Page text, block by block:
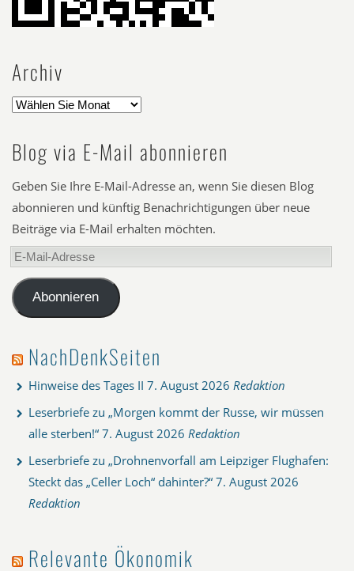
Archiv
Blog via E-Mail abonnieren
Geben Sie Ihre E-Mail-Adresse an, wenn Sie diesen Blog
abonnieren und künftig Benachrichtigungen über neue
Beiträge via E-Mail erhalten möchten.
E-
Mail-
AdresseAbonnieren
NachDenkSeiten
Hinweise des Tages II 7. August 2026 Redaktion
Leserbriefe zu „Morgen kommt der Russe, wir müssen
alle sterben!“ 7. August 2026 Redaktion
Leserbriefe zu „Drohnenvorfall am Leipziger Flughafen:
Steckt das „Celler Loch“ dahinter?“ 7. August 2026
Redaktion
Relevante Ökonomik